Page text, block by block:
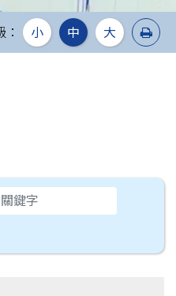
小 中 大 列印